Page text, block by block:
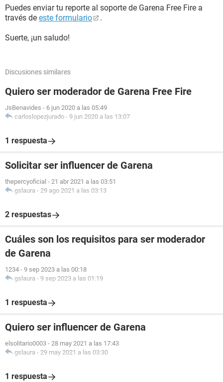
Puedes enviar tu reporte al soporte de Garena Free Fire a
través de este formulario .
Suerte, ¡un saludo!
Discusiones similares
Quiero ser moderador de Garena Free Fire
JsBenavides - 6 jun 2020 a las 05:49
carloslopezjurado - 9 jun 2020 a las 13:07
1 respuesta
Solicitar ser influencer de Garena
thepercyoficial - 21 abr 2021 a las 03:51
gslaura - 29 ago 2021 a las 03:13
2 respuestas
Cuáles son los requisitos para ser moderador
de Garena
1234 - 9 sep 2023 a las 00:18
gslaura - 9 sep 2023 a las 01:19
1 respuesta
Quiero ser influencer de Garena
elsolitario0003 - 28 may 2021 a las 17:43
gslaura - 29 may 2021 a las 03:30
1 respuesta